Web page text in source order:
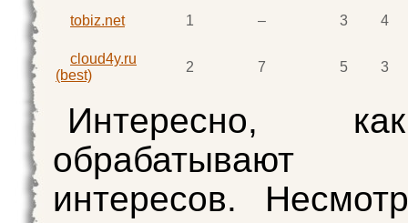
tobiz.net 1 – 3 4
cloud4y.ru
(best)
2 7 5 3
Интересно,
интересов.